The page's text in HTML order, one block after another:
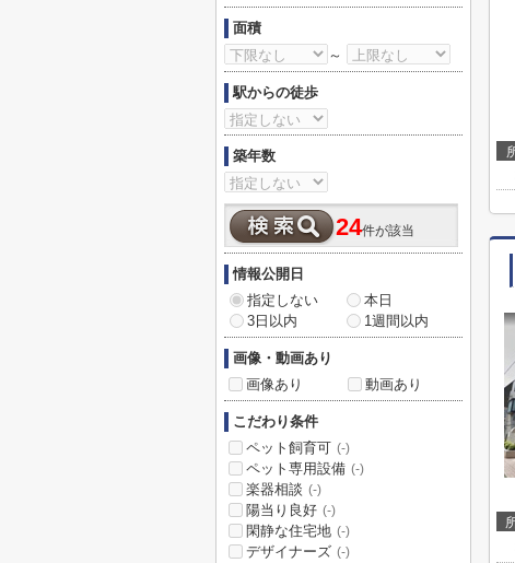
面積
～
駅からの徒歩
築年数
24件が該当
情報公開日
指定しない
本日
3日以内
1週間以内
画像・動画あり
画像あり
動画あり
こだわり条件
ペット飼育可 (-)
ペット専用設備 (-)
楽器相談 (-)
陽当り良好 (-)
閑静な住宅地 (-)
デザイナーズ (-)